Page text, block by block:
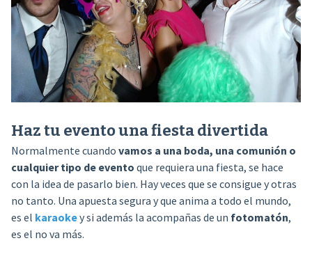
Haz tu evento una fiesta divertida
Normalmente cuando vamos a una boda, una comunión o
cualquier tipo de evento que requiera una fiesta, se hace
con la idea de pasarlo bien. Hay veces que se consigue y otras
no tanto. Una apuesta segura y que anima a todo el mundo,
es el karaokey si además la acompañas de un fotomatón,
es el no va más.